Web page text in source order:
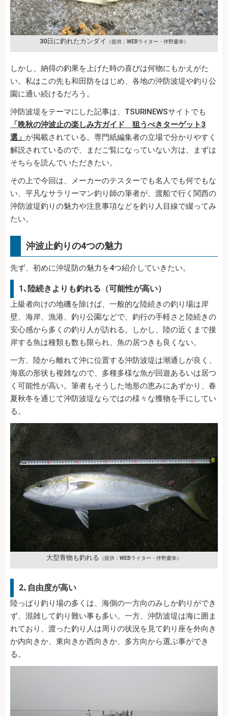
30日に釣れたカンダイ （提供：WEBライター・伴野慶幸）
しかし、納得の釣果を上げた時の喜びは何物にもかえがた
い。私はこの先も和田防をはじめ、各地の沖防波堤や釣り公
園に通い続けるだろう。
沖防波堤をテーマにした記事は、TSURINEWSサイトでも
「晩秋の沖波止の楽しみ方ガイド 狙うべきターゲット3
選」 が掲載されている。専門紙編集者の立場で分かりやすく
解説されているので、まだご覧になっていない方は、まずは
そちらを読んでいただきたい。
その上で今回は、メーカーのテスターでも名人でも何でもな
い、平凡なサラリーマン釣り師の筆者が、渡船で行く関西の
沖防波堤釣りの魅力や注意事項などを釣り人目線で綴ってみ
たい。
沖波止釣りの4つの魅力
先ず、初めに沖堤防の魅力を4つ紹介していきたい。
1､陸続きよりも釣れる（可能性が高い）
上級者向けの地磯を除けば、一般的な陸続きの釣り場は岸
壁、海岸、漁港、釣り公園などで、釣行の手軽さと陸続きの
安心感から多くの釣り人が訪れる。しかし、陸の近くまで接
岸する魚は種類も数も限られ、魚の居つきも良くない。
一方、陸から離れて沖に位置する沖防波堤は潮通しが良く、
海底の形状も複雑なので、多種多様な魚が回遊あるいは居つ
く可能性が高い。筆者もそうした地形の恵みにあずかり、春
夏秋冬を通じて沖防波堤ならではの様々な獲物を手にしてい
る。
大型青物も釣れる （提供：WEBライター・伴野慶幸）
2､自由度が高い
陸っぱり釣り場の多くは、海側の一方向のみしか釣りができ
ず、混雑して釣り難い事も多い。一方、沖防波堤は海に囲ま
れており、渡った釣り人は周りの状況を見て釣り座を外向き
か内向きか、東向きか西向きか、多方向から選ぶ事ができ
る。